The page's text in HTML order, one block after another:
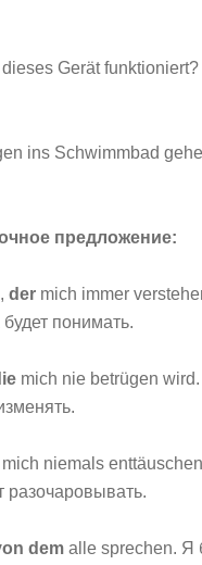
dieses Gerät
ins Schwimmbad
предложение:
der mich immer
понимать.
mich nie betrügen
mich niemals
разочаровывать.
dem alle sprechen. Я